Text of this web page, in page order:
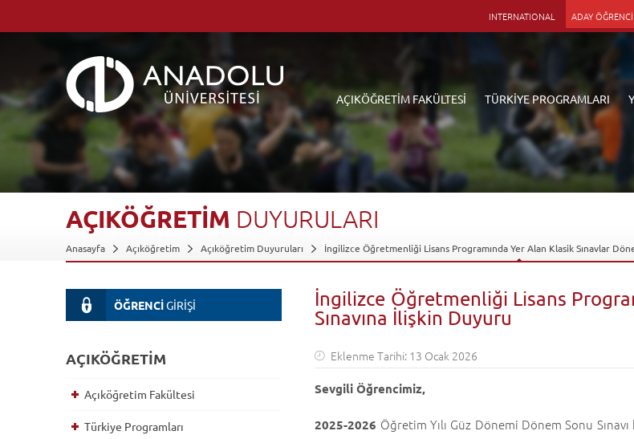
INTERNATIONAL ADAY
AÇIKÖĞRETİM FAKÜLTESİ TÜRKİYE PROGRAMLARI
AÇIKÖĞRETİM DUYURULARI
Anasayfa Açıköğretim Açıköğretim Duyuruları İngilizce Öğretmenliği Lisans Programında Yer Alan Klasik Sınavlar
İngilizce Öğretmenliği Lisans
Sınavına İlişkin Duyuru
Eklenme Tarihi: 13 Ocak 2026
Sevgili Öğrencimiz,
2025-2026 Öğretim Yılı Güz Dönemi Dönem Sonu
ÖĞRENCİGİRİŞİ
AÇIKÖĞRETİM
Açıköğretim Fakültesi
Türkiye Programları